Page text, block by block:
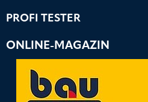
PROFI TESTER
ONLINE-MAGAZIN